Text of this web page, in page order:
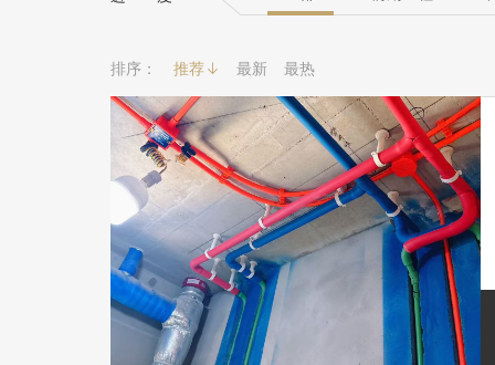
排序： 推荐 最新 最热